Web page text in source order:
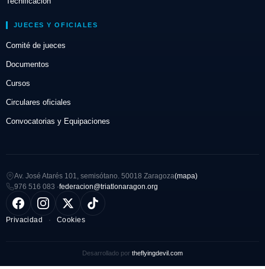
JUECES Y OFICIALES
Comité de jueces
Documentos
Cursos
Circulares oficiales
Convocatorias y Equipaciones
Av. José Atarés 101, semisótano. 50018 Zaragoza(mapa)
976 516 083 ·federacion@triatlonaragon.org
Privacidad · Cookies
Desarrollado por theflyingdevil.com